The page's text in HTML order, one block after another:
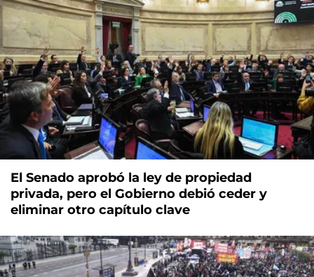
El Senado aprobó la ley de propiedad
privada, pero el Gobierno debió ceder y
eliminar otro capítulo clave